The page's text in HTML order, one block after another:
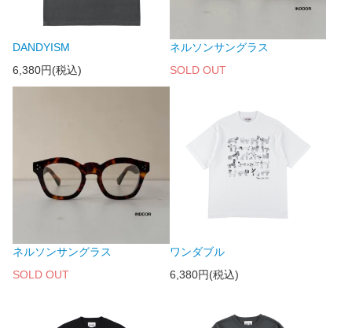
DANDYISM
6,380円(税込)
ネルソンサングラス
SOLD OUT
ネルソンサングラス
SOLD OUT
ワンダブル
6,380円(税込)